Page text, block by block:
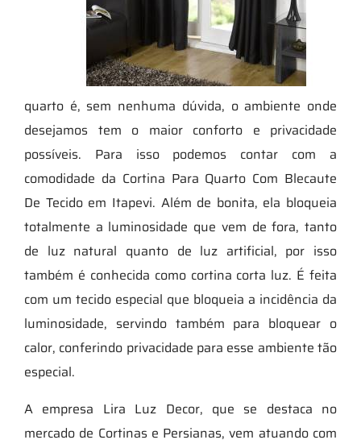
quarto é, sem nenhuma dúvida, o ambiente onde
desejamos tem o maior conforto e privacidade
possíveis. Para isso podemos contar com a
comodidade da Cortina Para Quarto Com Blecaute
De Tecido em Itapevi. Além de bonita, ela bloqueia
totalmente a luminosidade que vem de fora, tanto
de luz natural quanto de luz artificial, por isso
também é conhecida como cortina corta luz. É feita
com um tecido especial que bloqueia a incidência da
luminosidade, servindo também para bloquear o
calor, conferindo privacidade para esse ambiente tão
especial.
A empresa Lira Luz Decor, que se destaca no
mercado de Cortinas e Persianas, vem atuando com